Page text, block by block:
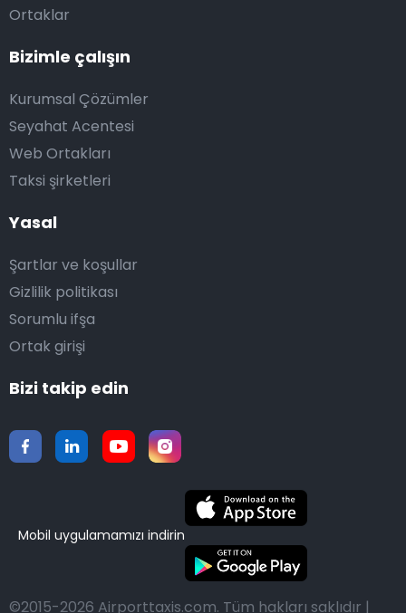
Ortaklar
Bizimle çalışın
Kurumsal Çözümler
Seyahat Acentesi
Web Ortakları
Taksi şirketleri
Yasal
Şartlar ve koşullar
Gizlilik politikası
Sorumlu ifşa
Ortak girişi
Bizi takip edin
Mobil uygulamamızı indirin
©2015-2026 Airporttaxis.com. Tüm hakları saklıdır |